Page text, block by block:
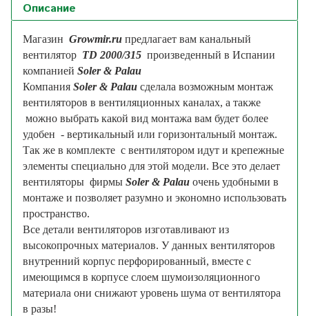
Описание
Магазин Growmir.ru предлагает вам канальный
вентилятор TD 2000/315 произведенный в Испании
компанией Soler & Palau
Компания Soler & Palau сделала возможным монтаж
вентиляторов в вентиляционных каналах, а также
можно выбрать какой вид монтажа вам будет более
удобен - вертикальный или горизонтальный монтаж.
Так же в комплекте с вентилятором идут и крепежные
элементы специально для этой модели. Все это делает
вентиляторы фирмы Soler & Palau очень удобными в
монтаже и позволяет разумно и экономно использовать
пространство.
Все детали вентиляторов изготавливают из
высокопрочных материалов. У данных вентиляторов
внутренний корпус перфорированный, вместе с
имеющимся в корпусе слоем шумоизоляционного
материала они снижают уровень шума от вентилятора
в разы!